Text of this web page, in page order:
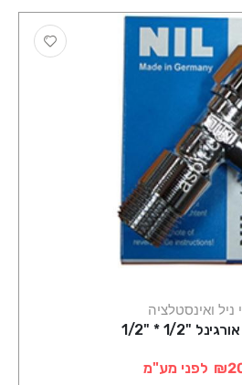
ניל ואינסטלציה
"1/2 * "1/2
לפני מע"מ